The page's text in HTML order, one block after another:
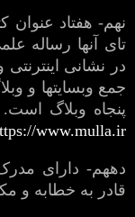
نهم- هفتاد عنوان
تای آنها رساله
در نشانی
جمع وبسایتها و
پنجاه وبلاگ
www.mulla.ir
دههم- دارای
قادر به خطابه و